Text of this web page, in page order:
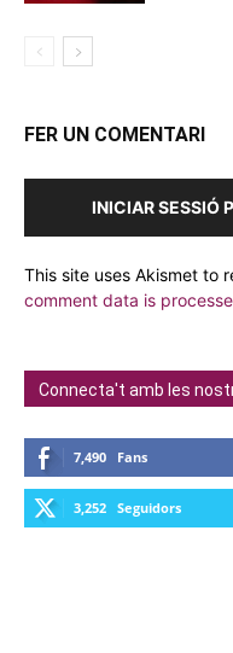
FER UN COMENTARI
INICIAR SESSIÓ
This site uses Akismet to
comment data is
Connecta't amb les
7,490 Fans
3,252 Seguidors